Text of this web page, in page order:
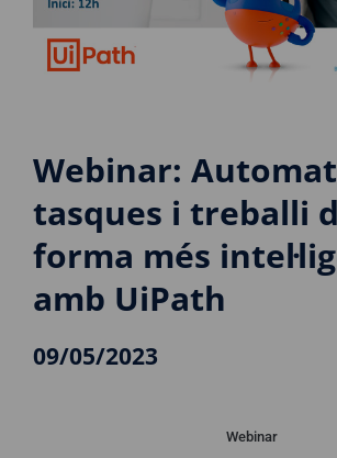
Webinar:
tasques i treballi
forma més
amb UiPath
09/05/2023
Webinar